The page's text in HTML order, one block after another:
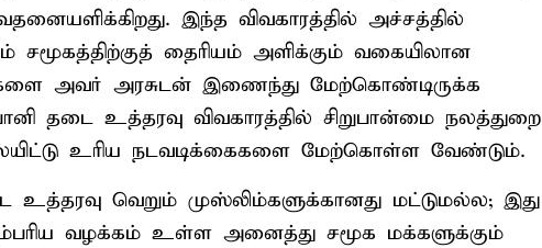
இந்த விவகாரத்தில் அச்சத்தில்
சமூகத்திற்குத் தைரியம் அளிக்கும் வகையிலான
அவர் அரசுடன் இணைந்து மேற்கொண்டிருக்க
தடை உத்தரவு விவகாரத்தில் சிறுபான்மை நலத்துறை
உரிய நடவடிக்கைகளை மேற்கொள்ள வேண்டும்.
வெறும் முஸ்லிம்களுக்கானது மட்டுமல்ல; இது
வழக்கம் உள்ள அனைத்து சமூக மக்களுக்கும்